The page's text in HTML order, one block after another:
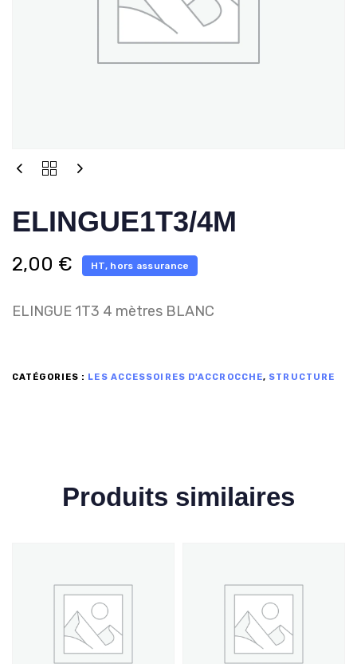
ELINGUE1T3/4M
2,00 € HT, hors assurance
ELINGUE 1T3 4 mètres BLANC
CATÉGORIES : LES ACCESSOIRES D'ACCROCCHE, STRUCTURE
Produits similaires